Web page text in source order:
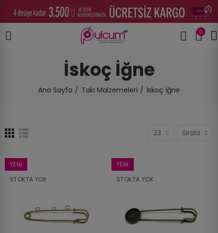
0
İskoç İğne
Ana Sayfa Takı Malzemeleri İskoç İğne
23 Sırala
YENI
STOKTA YOK
YENI
STOKTA YOK